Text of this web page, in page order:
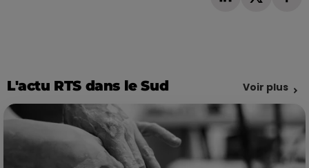
L'actu RTS dans le Sud Voir plus